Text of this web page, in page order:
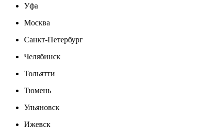
Уфа
Москва
Санкт-Петербург
Челябинск
Тольятти
Тюмень
Ульяновск
Ижевск